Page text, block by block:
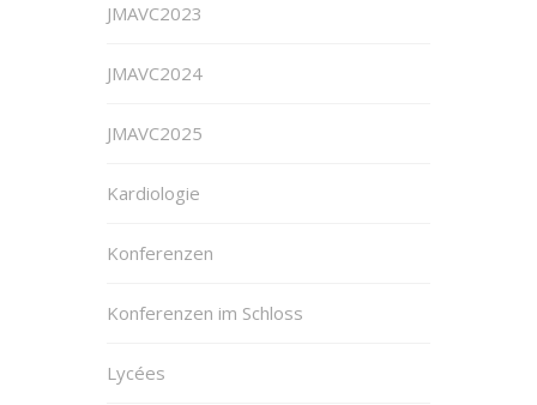
JMAVC2023
JMAVC2024
JMAVC2025
Kardiologie
Konferenzen
Konferenzen im Schloss
Lycées